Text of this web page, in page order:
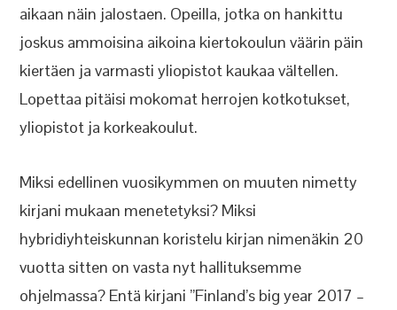
aikaan näin jalostaen. Opeilla, jotka on hankittu
joskus ammoisina aikoina kiertokoulun väärin päin
kiertäen ja varmasti yliopistot kaukaa vältellen.
Lopettaa pitäisi mokomat herrojen kotkotukset,
yliopistot ja korkeakoulut.
Miksi edellinen vuosikymmen on muuten nimetty
kirjani mukaan menetetyksi? Miksi
hybridiyhteiskunnan koristelu kirjan nimenäkin 20
vuotta sitten on vasta nyt hallituksemme
ohjelmassa? Entä kirjani ”Finland’s big year 2017 –